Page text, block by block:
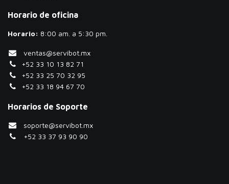
Horario de oficina
Horario: ​8:00 am. a 5:30 pm.
ventas@servibot.mx
+52 33 10 13 82 71
+52 33 25 70 32 95
+52 33 18 94 67 70
Horarios de Soporte
soporte@servibot.mx
+52 33 37 93 90 90